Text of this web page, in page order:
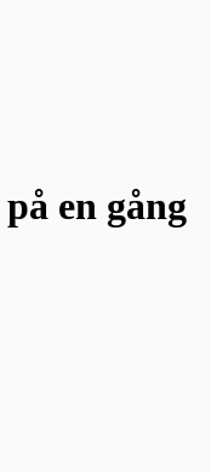
på en gång